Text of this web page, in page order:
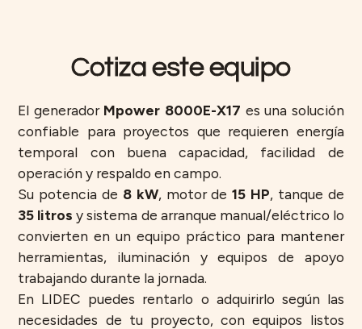
Cotiza este equipo
El generador Mpower 8000E-X17 es una solución
confiable para proyectos que requieren energía
temporal con buena capacidad, facilidad de
operación y respaldo en campo.
Su potencia de 8 kW, motor de15 HP, tanque de
35 litros y sistema de arranque manual/eléctrico lo
convierten en un equipo práctico para mantener
herramientas, iluminación y equipos de apoyo
trabajando durante la jornada.
En LIDEC puedes rentarlo o adquirirlo según las
necesidades de tu proyecto, con equipos listos